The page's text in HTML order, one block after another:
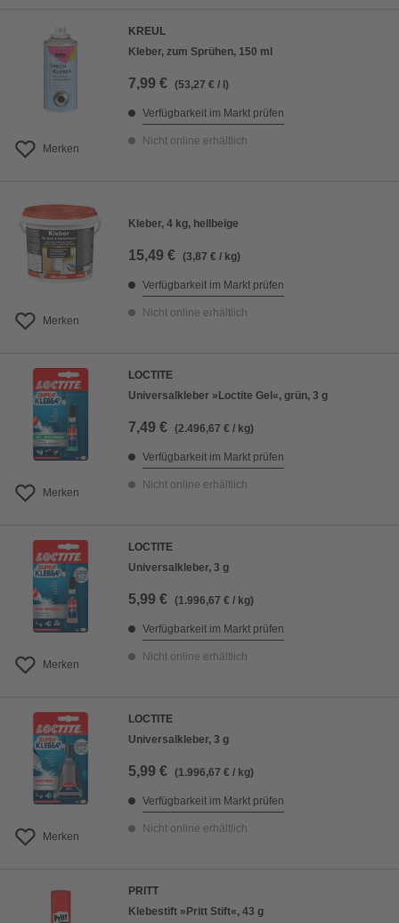
Merken
KREUL
Kleber, zum Sprühen, 150 ml
7,99 € (53,27 € / l)
Verfügbarkeit im Markt prüfen
Nicht online erhältlich
Merken
Kleber, 4 kg, hellbeige
15,49 € (3,87 € / kg)
Verfügbarkeit im Markt prüfen
Nicht online erhältlich
Merken
LOCTITE
Universalkleber »Loctite Gel«, grün, 3 g
7,49 € (2.496,67 € / kg)
Verfügbarkeit im Markt prüfen
Nicht online erhältlich
Merken
LOCTITE
Universalkleber, 3 g
5,99 € (1.996,67 € / kg)
Verfügbarkeit im Markt prüfen
Nicht online erhältlich
Merken
LOCTITE
Universalkleber, 3 g
5,99 € (1.996,67 € / kg)
Verfügbarkeit im Markt prüfen
Nicht online erhältlich
PRITT
Klebestift »Pritt Stift«, 43 g